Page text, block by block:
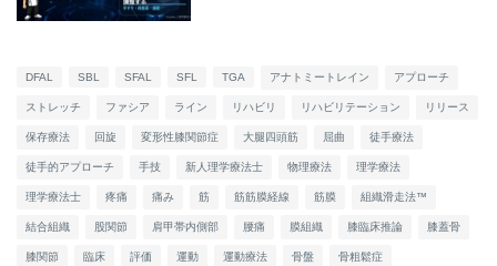
DFAL SBL SFAL SFL TGA アナトミートレイン アプローチ
ストレッチ ファシア ライン リハビリ リハビリテーション リリース
保存療法 回旋 変形性膝関節症 大腿四頭筋 屈曲 徒手療法
徒手的アプローチ 手技 新人理学療法士 物理療法 理学療法
理学療法士 疼痛 痛み 筋 筋筋膜経線 筋膜 組織滑走法™
結合組織 股関節 肩甲帯内側部 腰痛 膜組織 膝臨床推論 膝蓋骨
膝関節 臨床 評価 運動 運動療法 骨盤 骨粗鬆症